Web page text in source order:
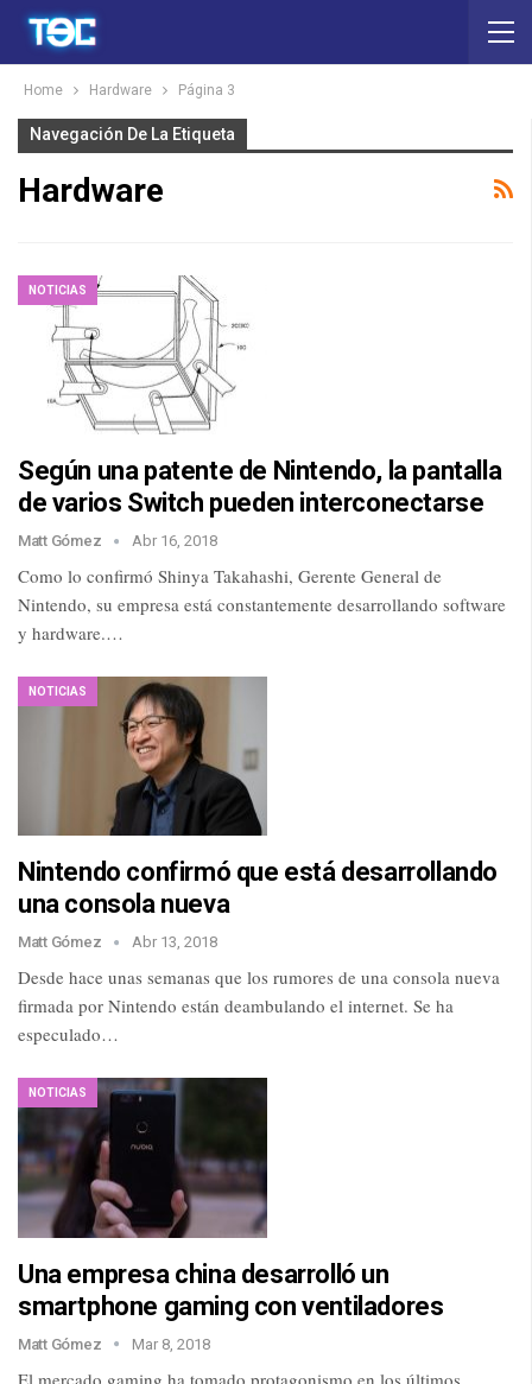
Home Hardware Página 3
Navegación De La Etiqueta
Hardware
NOTICIAS
Según una patente de Nintendo, la pantalla
de varios Switch pueden interconectarse
Matt Gómez Abr 16, 2018
Como lo confirmó Shinya Takahashi, Gerente General de
Nintendo, su empresa está constantemente desarrollando software
y hardware.…
NOTICIAS
Nintendo confirmó que está desarrollando
una consola nueva
Matt Gómez Abr 13, 2018
Desde hace unas semanas que los rumores de una consola nueva
firmada por Nintendo están deambulando el internet. Se ha
especulado…
NOTICIAS
Una empresa china desarrolló un
smartphone gaming con ventiladores
Matt Gómez Mar 8, 2018
El mercado gaming ha tomado protagonismo en los últimos